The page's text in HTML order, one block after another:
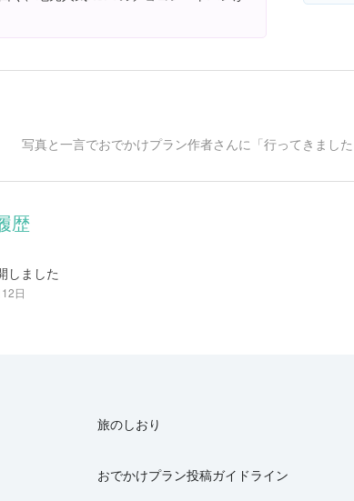
写真と一言でおでかけプラン作者さんに「行ってきまし
歴
しました
日
旅のしおり
おでかけプラン投稿ガイドライン